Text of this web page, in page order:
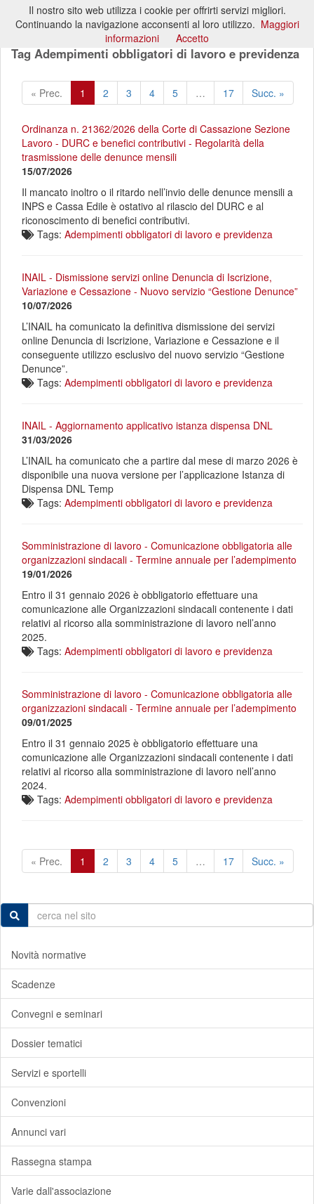
Tag Adempimenti obbligatori di lavoro e previdenza
« Prec. 1 2 3 4 5 … 17 Succ. »
Ordinanza n. 21362/2026 della Corte di Cassazione Sezione
Lavoro - DURC e benefici contributivi - Regolarità della
trasmissione delle denunce mensili
15/07/2026
Il mancato inoltro o il ritardo nell’invio delle denunce mensili a
INPS e Cassa Edile è ostativo al rilascio del DURC e al
riconoscimento di benefici contributivi.
Tags: Adempimenti obbligatori di lavoro e previdenza
INAIL - Dismissione servizi online Denuncia di Iscrizione,
Variazione e Cessazione - Nuovo servizio “Gestione Denunce”
10/07/2026
L’INAIL ha comunicato la definitiva dismissione dei servizi
online Denuncia di Iscrizione, Variazione e Cessazione e il
conseguente utilizzo esclusivo del nuovo servizio “Gestione
Denunce”.
Tags: Adempimenti obbligatori di lavoro e previdenza
INAIL - Aggiornamento applicativo istanza dispensa DNL
31/03/2026
L’INAIL ha comunicato che a partire dal mese di marzo 2026 è
disponibile una nuova versione per l’applicazione Istanza di
Dispensa DNL Temp
Tags: Adempimenti obbligatori di lavoro e previdenza
Somministrazione di lavoro - Comunicazione obbligatoria alle
organizzazioni sindacali - Termine annuale per l’adempimento
19/01/2026
Entro il 31 gennaio 2026 è obbligatorio effettuare una
comunicazione alle Organizzazioni sindacali contenente i dati
relativi al ricorso alla somministrazione di lavoro nell’anno
2025.
Tags: Adempimenti obbligatori di lavoro e previdenza
Somministrazione di lavoro - Comunicazione obbligatoria alle
organizzazioni sindacali - Termine annuale per l’adempimento
09/01/2025
Entro il 31 gennaio 2025 è obbligatorio effettuare una
comunicazione alle Organizzazioni sindacali contenente i dati
relativi al ricorso alla somministrazione di lavoro nell’anno
2024.
Tags: Adempimenti obbligatori di lavoro e previdenza
« Prec. 1 2 3 4 5 … 17 Succ. »
Novità normative
Scadenze
Convegni e seminari
Dossier tematici
Servizi e sportelli
Convenzioni
Annunci vari
Rassegna stampa
Varie dall'associazione
Il nostro sito web utilizza i cookie per offrirti servizi migliori.
Continuando la navigazione acconsenti al loro utilizzo. Maggiori
informazioni
Accetto